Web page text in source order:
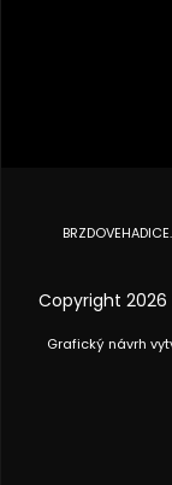
Copyright 2026
Grafický návrh